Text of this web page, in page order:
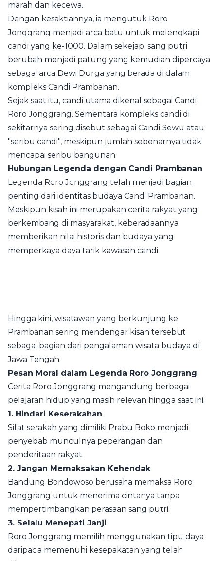
marah dan kecewa.
Dengan kesaktiannya, ia mengutuk Roro
Jonggrang menjadi arca batu untuk melengkapi
candi yang ke-1000. Dalam sekejap, sang putri
berubah menjadi patung yang kemudian dipercaya
sebagai arca Dewi Durga yang berada di dalam
kompleks Candi Prambanan.
Sejak saat itu, candi utama dikenal sebagai Candi
Roro Jonggrang. Sementara kompleks candi di
sekitarnya sering disebut sebagai Candi Sewu atau
"seribu candi", meskipun jumlah sebenarnya tidak
mencapai seribu bangunan.
Hubungan Legenda dengan Candi Prambanan
Legenda Roro Jonggrang telah menjadi bagian
penting dari identitas budaya Candi Prambanan.
Meskipun kisah ini merupakan cerita rakyat yang
berkembang di masyarakat, keberadaannya
memberikan nilai historis dan budaya yang
memperkaya daya tarik kawasan candi.
Hingga kini, wisatawan yang berkunjung ke
Prambanan sering mendengar kisah tersebut
sebagai bagian dari pengalaman wisata budaya di
Jawa Tengah.
Pesan Moral dalam Legenda Roro Jonggrang
Cerita Roro Jonggrang mengandung berbagai
pelajaran hidup yang masih relevan hingga saat ini.
1. Hindari Keserakahan
Sifat serakah yang dimiliki Prabu Boko menjadi
penyebab munculnya peperangan dan
penderitaan rakyat.
2. Jangan Memaksakan Kehendak
Bandung Bondowoso berusaha memaksa Roro
Jonggrang untuk menerima cintanya tanpa
mempertimbangkan perasaan sang putri.
3. Selalu Menepati Janji
Roro Jonggrang memilih menggunakan tipu daya
daripada memenuhi kesepakatan yang telah